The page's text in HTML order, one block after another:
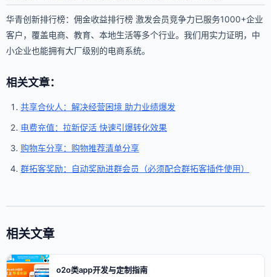
华青创新排行榜：佣金收益排行榜 激发会员竞争力已服务1000+企业
客户，覆盖电商、教育、本地生活等多个行业。我们用实力证明，中
小企业也能拥有大厂级别的电商系统。
相关文章：
共享合伙人：解决经营困境 助力业绩爆发
电费充值：拉新促活 快速引爆转化效果
购物车分享：购物推荐清单分享
群拓客奖励：自动奖励进群会员（必须配合群拓客插件使用）
相关文章
o2o类app开发与定制指南